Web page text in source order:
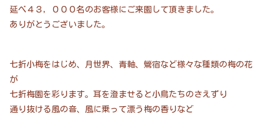
延べ４３，０００名のお客様にご来園して頂きました。
ありがとうございました。
七折小梅をはじめ、月世界、青軸、鶯宿など様々な種類の梅の花
が
七折梅園を彩ります。耳を澄ませると小鳥たちのさえずり
通り抜ける風の音、風に乗って漂う梅の香りなど